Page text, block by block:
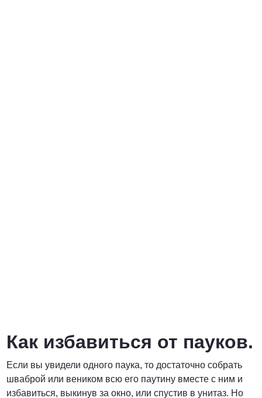
Как избавиться от пауков.
Если вы увидели одного паука, то достаточно собрать
шваброй или веником всю его паутину вместе с ним и
избавиться, выкинув за окно, или спустив в унитаз. Но